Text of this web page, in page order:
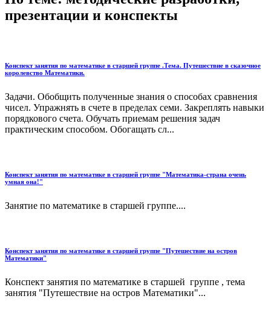
презентации и конспекты
Конспект занятия по математике в старшей группе .Тема. Путешествие в сказочное
королевство Математики.
Задачи. Обобщить полученные знания о способах сравнения
чисел. Упражнять в счете в пределах семи. Закреплять навыки
порядкового счета. Обучать приемам решения задач
практическим способом. Обогащать сл...
Конспект занятия по математике в старшей группе "Математика-страна очень
умная она!"
Занятие по математике в старшей группе....
Конспект занятия по математике в старшей группе "Путешествие на остров
Математики"
Конспект занятия по математике в старшей группе , тема
занятия "Путешествие на остров Математики"...